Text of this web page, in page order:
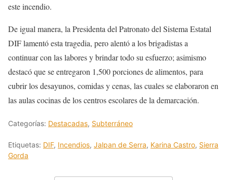
este incendio.
De igual manera, la Presidenta del Patronato del Sistema Estatal
DIF lamentó esta tragedia, pero alentó a los brigadistas a
continuar con las labores y brindar todo su esfuerzo; asimismo
destacó que se entregaron 1,500 porciones de alimentos, para
cubrir los desayunos, comidas y cenas, las cuales se elaboraron en
las aulas cocinas de los centros escolares de la demarcación.
Categorías: Destacadas, Subterráneo
Etiquetas: DIF, Incendios, Jalpan de Serra, Karina Castro, Sierra
Gorda